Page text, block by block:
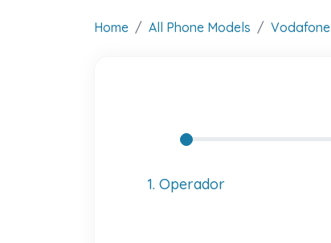
Home All Phone Models Vodafone
1. Operador